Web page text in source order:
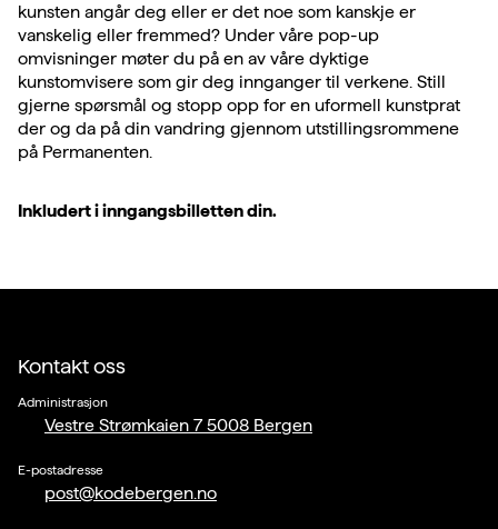
kunsten angår deg eller er det noe som kanskje er
vanskelig eller fremmed? Under våre pop-up
omvisninger møter du på en av våre dyktige
kunstomvisere som gir deg innganger til verkene. Still
gjerne spørsmål og stopp opp for en uformell kunstprat
der og da på din vandring gjennom utstillingsrommene
på Permanenten.
Inkludert i inngangsbilletten din.
Kontakt oss
Administrasjon
Vestre Strømkaien 7 5008 Bergen
E-postadresse
post@kodebergen.no